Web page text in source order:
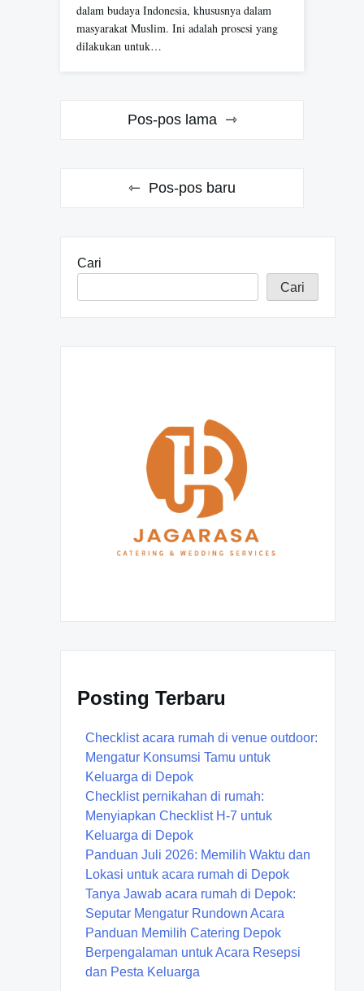
dalam budaya Indonesia, khususnya dalam
masyarakat Muslim. Ini adalah prosesi yang
dilakukan untuk…
Pos-pos lama
Pos-pos baru
Cari
Cari
Posting Terbaru
Checklist acara rumah di venue outdoor:
Mengatur Konsumsi Tamu untuk
Keluarga di Depok
Checklist pernikahan di rumah:
Menyiapkan Checklist H-7 untuk
Keluarga di Depok
Panduan Juli 2026: Memilih Waktu dan
Lokasi untuk acara rumah di Depok
Tanya Jawab acara rumah di Depok:
Seputar Mengatur Rundown Acara
Panduan Memilih Catering Depok
Berpengalaman untuk Acara Resepsi
dan Pesta Keluarga